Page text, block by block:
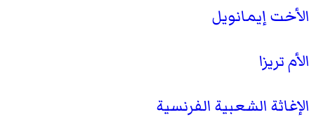
الأخت إيمانويل
الأم تريزا
الإغاثة الشعبية الفرنسية